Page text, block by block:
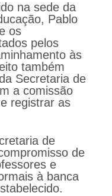
na sede da
Pablo
os
pelos
às
também
Secretaria de
a comissão
registrar as
de
de
e
à banca